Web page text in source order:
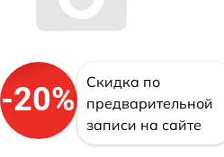
-20%
Скидка по
предварительной
записи на сайте